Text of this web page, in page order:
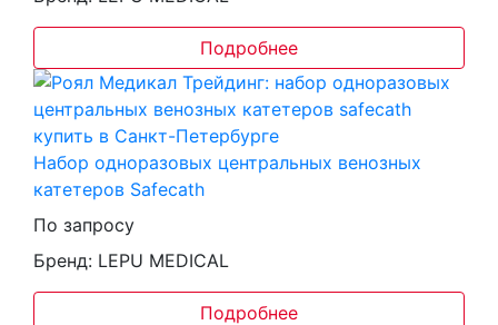
Подробнее
Набор одноразовых центральных венозных
катетеров Safecath
По запросу
Бренд: LEPU MEDICAL
Подробнее